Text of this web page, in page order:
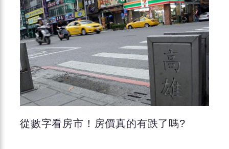
從數字看房市！房價真的有跌了嗎?